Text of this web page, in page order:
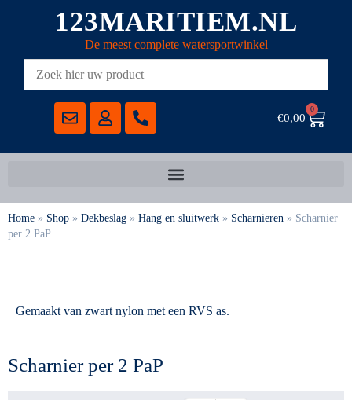
123MARITIEM.NL
De meest complete watersportwinkel
€0,00
0
Home » Shop » Dekbeslag » Hang en sluitwerk » Scharnieren » Scharnier
per 2 PaP
Gemaakt van zwart nylon met een RVS as.
Scharnier per 2 PaP